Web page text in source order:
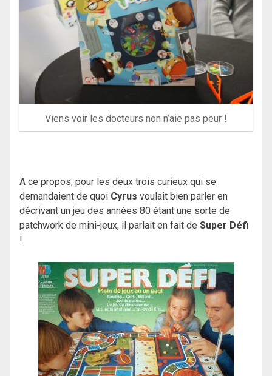
Viens voir les docteurs non n’aie pas peur !
A ce propos, pour les deux trois curieux qui se
demandaient de quoi Cyrus voulait bien parler en
décrivant un jeu des années 80 étant une sorte de
patchwork de mini-jeux, il parlait en fait de Super Défi
!